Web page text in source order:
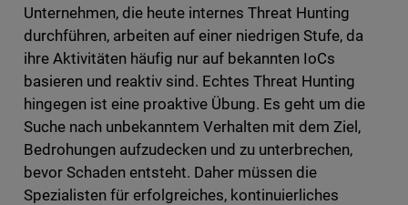
Unternehmen, die heute internes Threat Hunting
durchführen, arbeiten auf einer niedrigen Stufe, da
ihre Aktivitäten häufig nur auf bekannten IoCs
basieren und reaktiv sind. Echtes Threat Hunting
hingegen ist eine proaktive Übung. Es geht um die
Suche nach unbekanntem Verhalten mit dem Ziel,
Bedrohungen aufzudecken und zu unterbrechen,
bevor Schaden entsteht. Daher müssen die
Spezialisten für erfolgreiches, kontinuierliches